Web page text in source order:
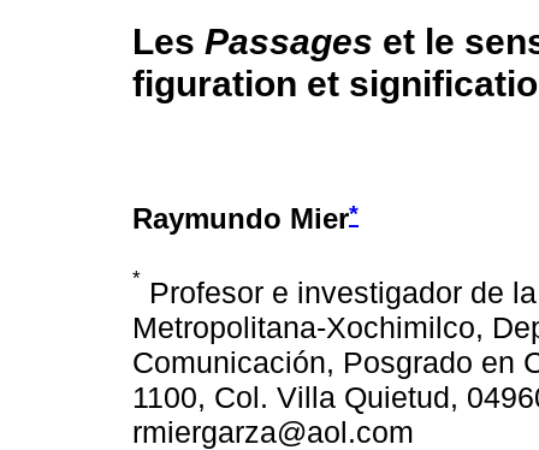
Les Passages et le
figuration et
Raymundo Mier*
* Profesor e investigador de
Metropolitana-Xochimilco,
Comunicación, Posgrado en
1100, Col. Villa Quietud,
rmiergarza@aol.com